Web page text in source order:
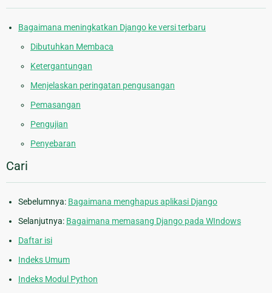
Bagaimana meningkatkan Django ke versi terbaru
Dibutuhkan Membaca
Ketergantungan
Menjelaskan peringatan pengusangan
Pemasangan
Pengujian
Penyebaran
Cari
Sebelumnya: Bagaimana menghapus aplikasi Django
Selanjutnya: Bagaimana memasang Django pada WIndows
Daftar isi
Indeks Umum
Indeks Modul Python